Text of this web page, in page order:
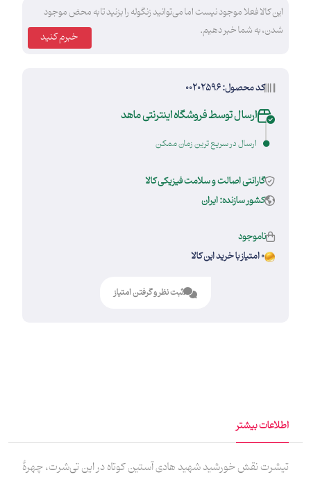
این کالا فعلا موجود نیست اما می‌توانید زنگوله را بزنید تا به محض موجود
شدن، به شما خبر دهیم.
کد محصول: 00202596
ارسال توسط فروشگاه اینترنتی ماهد
ارسال در سریع ترین زمان ممکن
گارانتی اصالت و سلامت فیزیکی کالا
کشور سازنده: ایران
ناموجود
0 امتیاز با خرید این کالا
ثبت نظر و گرفتن امتیاز
اطلاعات بیشتر
تیشرت نقش خورشید شهید هادی آستین کوتاه در این تی‌شرت، چهرۀ